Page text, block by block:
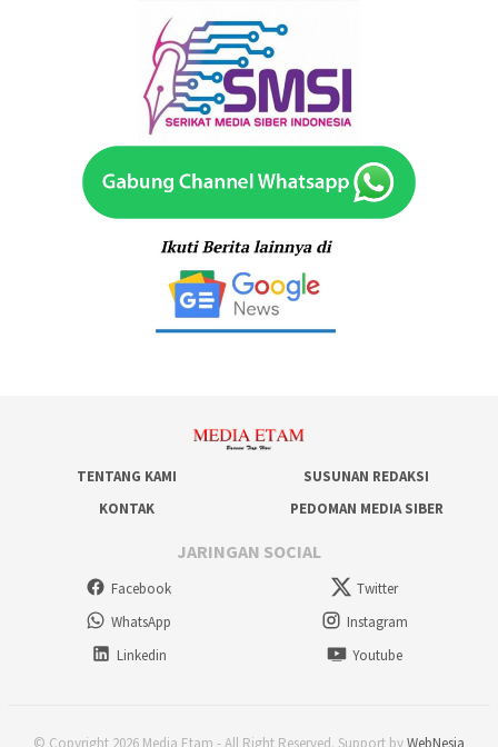
TENTANG KAMI
SUSUNAN REDAKSI
KONTAK
PEDOMAN MEDIA SIBER
JARINGAN SOCIAL
Facebook
Twitter
WhatsApp
Instagram
Linkedin
Youtube
© Copyright 2026 Media Etam - All Right Reserved. Support byWebNesia